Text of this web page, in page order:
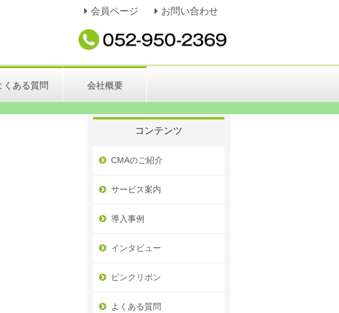
会員ページ お問い合わせ
くある質問 会社概要
コンテンツ
CMAのご紹介
サービス案内
導入事例
インタビュー
ピンクリボン
よくある質問